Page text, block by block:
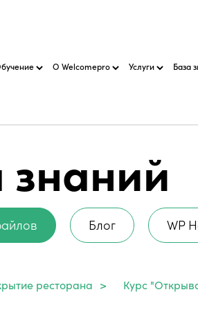
О Welcomepro Услуги База
знаний
Блог WP
ресторана > Курс